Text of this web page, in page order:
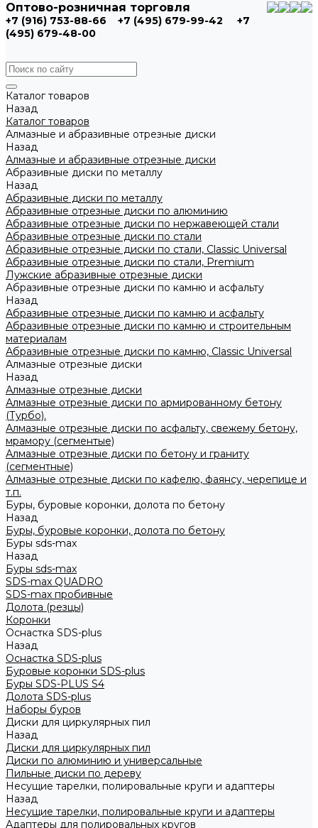
Оптово-розничная торговля
+7 (916) 753-88-66 +7 (495) 679-99-42
+7
(495) 679-48-00
Каталог товаров
Назад
Каталог товаров
Алмазные и абразивные отрезные диски
Назад
Алмазные и абразивные отрезные диски
Абразивные диски по металлу
Назад
Абразивные диски по металлу
Абразивные отрезные диски по алюминию
Абразивные отрезные диски по нержавеющей стали
Абразивные отрезные диски по стали
Абразивные отрезные диски по стали, Classic Universal
Абразивные отрезные диски по стали, Premium
Лужские абразивные отрезные диски
Абразивные отрезные диски по камню и асфальту
Назад
Абразивные отрезные диски по камню и асфальту
Абразивные отрезные диски по камню и строительным
материалам
Абразивные отрезные диски по камню, Classic Universal
Алмазные отрезные диски
Назад
Алмазные отрезные диски
Алмазные отрезные диски по армированному бетону
(Турбо).
Алмазные отрезные диски по асфальту, свежему бетону,
мрамору (сегментые)
Алмазные отрезные диски по бетону и граниту
(сегментные)
Алмазные отрезные диски по кафелю, фаянсу, черепице и
т.п.
Буры, буровые коронки, долота по бетону
Назад
Буры, буровые коронки, долота по бетону
Буры sds-max
Назад
Буры sds-max
SDS-max QUADRO
SDS-max пробивные
Долота (резцы)
Коронки
Оснастка SDS-plus
Назад
Оснастка SDS-plus
Буровые коронки SDS-plus
Буры SDS-PLUS S4
Долота SDS-plus
Наборы буров
Диски для циркулярных пил
Назад
Диски для циркулярных пил
Диски по алюминию и универсальные
Пильные диски по дереву
Несущие тарелки, полировальные круги и адаптеры
Назад
Несущие тарелки, полировальные круги и адаптеры
Адаптеры для полировальных кругов